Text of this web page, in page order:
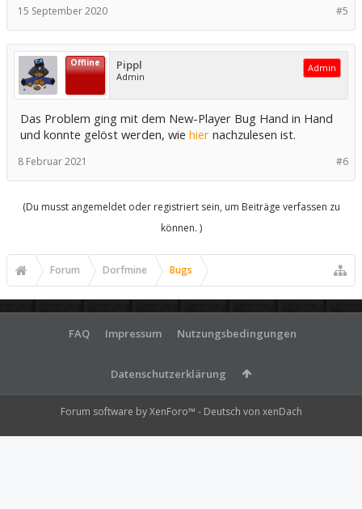
#5
15 September 2020
Offline Pippl
Admin
Admin
Das Problem ging mit dem New-Player Bug Hand in Hand
und konnte gelöst werden, wie hier nachzulesen ist.
#6
8 Februar 2021
(Du musst angemeldet oder registriert sein, um Beiträge verfassen zu
können. )
Forum Dorfmine Bugs
FAQ Impressum Nutzungsbedingungen
Datenschutzerklärung
Forum software by XenForo™ - Deutsch von xenDach